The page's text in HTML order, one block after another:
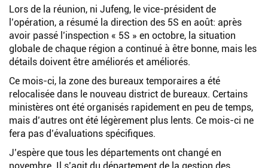
Lors de la réunion, ni Jufeng, le vice-président de
l’opération, a résumé la direction des 5S en août: après
avoir passé l’inspection « 5S » en octobre, la situation
globale de chaque région a continué à être bonne, mais les
détails doivent être améliorés et améliorés.
Ce mois-ci, la zone des bureaux temporaires a été
relocalisée dans le nouveau district de bureaux. Certains
ministères ont été organisés rapidement en peu de temps,
mais d’autres ont été légèrement plus lents. Ce mois-ci ne
fera pas d’évaluations spécifiques.
J’espère que tous les départements ont changé en